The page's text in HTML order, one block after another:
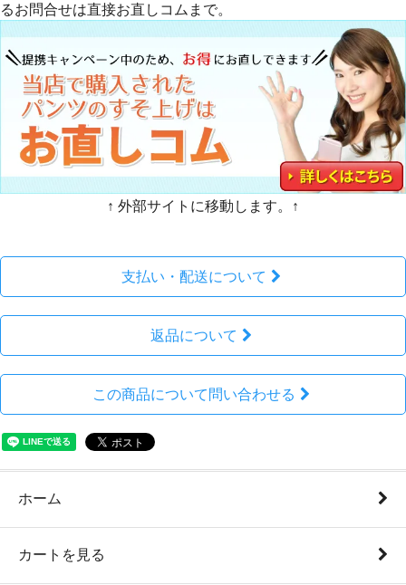
るお問合せは直接お直しコムまで。
↑ 外部サイトに移動します。↑
支払い・配送について
返品について
この商品について問い合わせる
ホーム
カートを見る